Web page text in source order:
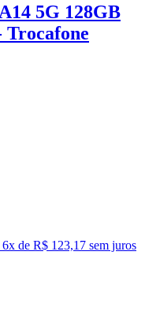
5G 128GB
6x de R$ 123,17 sem juros